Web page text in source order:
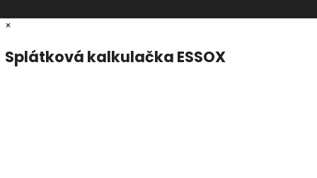
×
Splátková kalkulačka ESSOX